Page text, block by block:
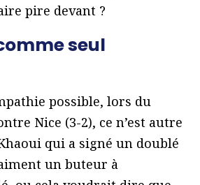
pire devant ?
seul
possible, lors du
Nice (3-2), ce n’est autre
qui a signé un doublé
un buteur à